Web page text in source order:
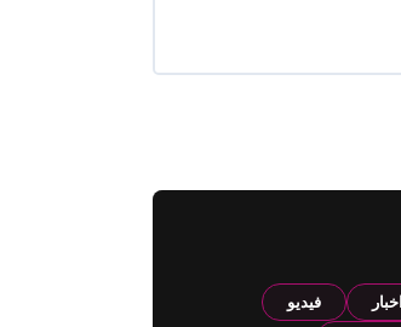
اخبار
فيديو